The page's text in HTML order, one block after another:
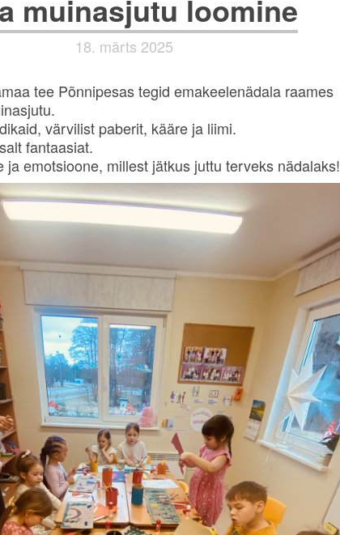
muinasjutu loomine
18. märts 2025
tee Põnnipesas tegid emakeelenädala raames
värvilist paberit, kääre ja liimi.
fantaasiat.
ja emotsioone, millest jätkus juttu terveks nädalaks!